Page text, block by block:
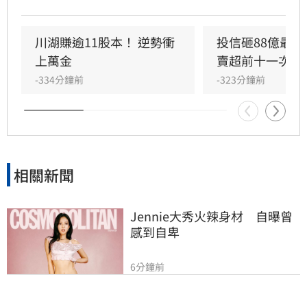
超前十大個股中，多家金融股上榜，又以臺企銀
（2834）最慘，被提了2萬多張。
川湖賺逾11股本！ 逆勢衝
上萬金
-334分鐘前
投信砸88億最
賣超前十一次看
-323分鐘前
相關新聞
Jennie大秀火辣身材　自曝曾
感到自卑
6分鐘前